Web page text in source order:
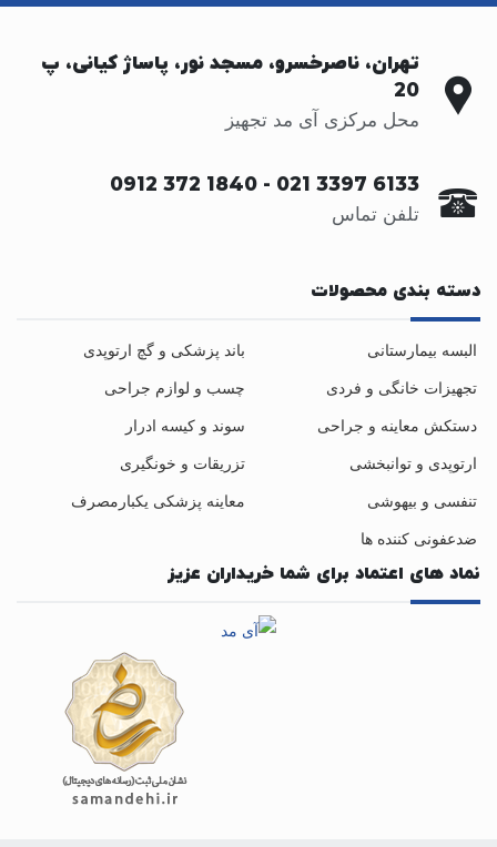
تهران، ناصرخسرو، مسجد نور، پاساژ کیانی، پ
20
محل مرکزی آی مد تجهیز
021 3397 6133
-
0912 372 1840
تلفن تماس
دسته بندی محصولات
البسه بیمارستانی باند پزشکی و گچ ارتوپدی
تجهیزات خانگی و فردی چسب و لوازم جراحی
دستکش معاینه و جراحی سوند و کیسه ادرار
ارتوپدی و توانبخشی تزریقات و خونگیری
تنفسی و بیهوشی معاینه پزشکی یکبارمصرف
ضدعفونی کننده ها
نماد های اعتماد برای شما خریداران عزیز